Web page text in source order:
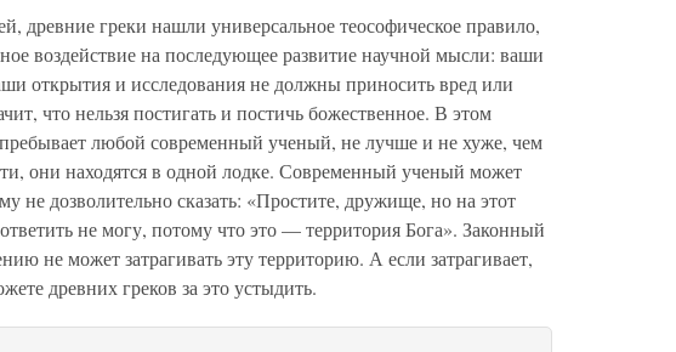
древние греки нашли универсальное теософическое правило,
воздействие на последующее развитие научной мысли: ваши
открытия и исследования не должны приносить вред или
что нельзя постигать и постичь божественное. В этом
любой современный ученый, не лучше и не хуже, чем
они находятся в одной лодке. Современный ученый может
не дозволительно сказать: «Простите, дружище, но на этот
не могу, потому что это — территория Бога». Законный
не может затрагивать эту территорию. А если затрагивает,
древних греков за это устыдить.